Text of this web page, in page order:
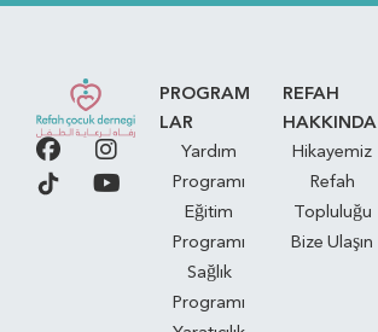
PROGRAM
LAR
Yardım
Programı
Eğitim
Programı
Sağlık
Programı
REFAH
HAKKINDA
Hikayemiz
Refah
Topluluğu
Bize Ulaşın